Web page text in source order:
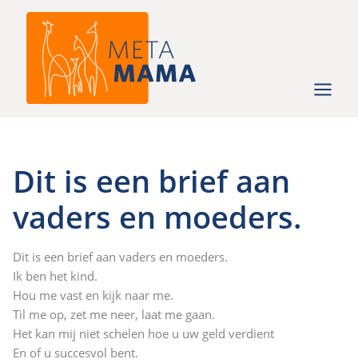
Dit is een brief aan
vaders en moeders.
Dit is een brief aan vaders en moeders.
Ik ben het kind.
Hou me vast en kijk naar me.
Til me op, zet me neer, laat me gaan.
Het kan mij niet schelen hoe u uw geld verdient
En of u succesvol bent.